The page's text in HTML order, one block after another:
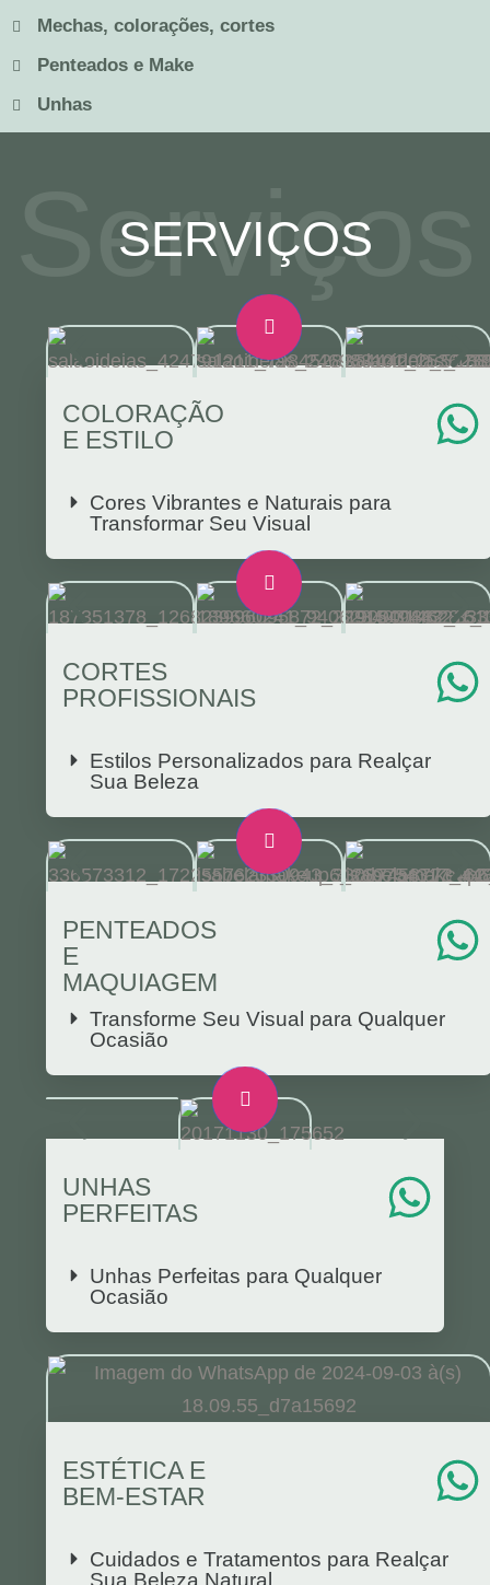
Mechas, colorações, cortes
Penteados e Make
Unhas
Serviços
SERVIÇOS
COLORAÇÃO
E ESTILO
Cores Vibrantes e Naturais para
Transformar Seu Visual
CORTES
PROFISSIONAIS
Estilos Personalizados para Realçar
Sua Beleza
PENTEADOS
E
MAQUIAGEM
Transforme Seu Visual para Qualquer
Ocasião
UNHAS
PERFEITAS
Unhas Perfeitas para Qualquer
Ocasião
ESTÉTICA E
BEM-ESTAR
Cuidados e Tratamentos para Realçar